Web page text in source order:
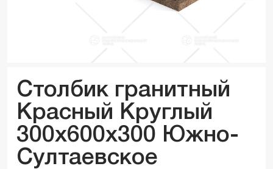
Столбик гранитный
Красный Круглый
300x600x300 Южно-
Султаевское